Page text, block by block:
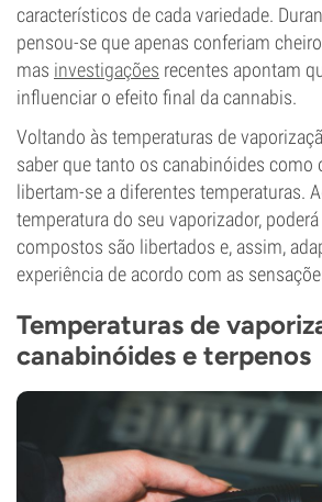
característicos de cada variedade.
pensou-se que apenas conferiam
mas investigações recentes apontam
influenciar o efeito final da cannabis.
Voltando às temperaturas de
saber que tanto os canabinóides como
libertam-se a diferentes temperaturas.
temperatura do seu vaporizador,
compostos são libertados e, assim,
experiência de acordo com as
Temperaturas de
canabinóides e terpenos